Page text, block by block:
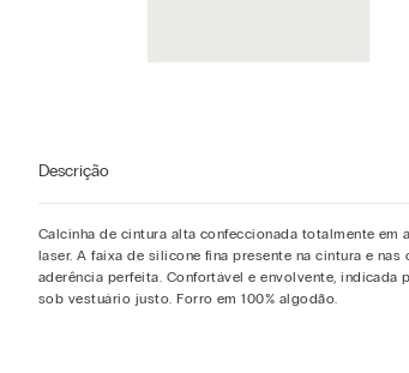
Descrição
Calcinha de cintura alta confeccionada totalmente em
laser. A faixa de silicone fina presente na cintura e nas
aderência perfeita. Confortável e envolvente, indicada
sob vestuário justo. Forro em 100% algodão.